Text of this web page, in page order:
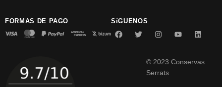
FORMAS DE PAGO SíGUENOS
© 2023 Conservas
Serrats